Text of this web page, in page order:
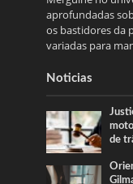
aprofundadas
os bastidores da
variadas para
Noticias
de